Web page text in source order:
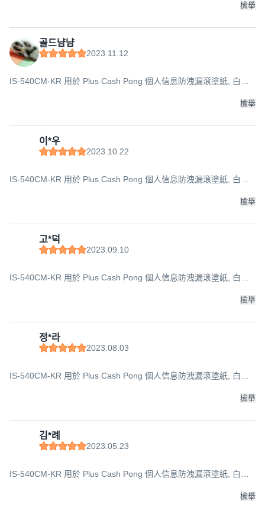
檢舉
골드냠냠
2023.11.12
IS-540CM-KR 用於 Plus Cash Pong 個人信息防洩漏滾塗紙, 白色
檢舉
이*우
2023.10.22
IS-540CM-KR 用於 Plus Cash Pong 個人信息防洩漏滾塗紙, 白色
檢舉
고*덕
2023.09.10
IS-540CM-KR 用於 Plus Cash Pong 個人信息防洩漏滾塗紙, 白色
檢舉
정*라
2023.08.03
IS-540CM-KR 用於 Plus Cash Pong 個人信息防洩漏滾塗紙, 白色
檢舉
김*례
2023.05.23
IS-540CM-KR 用於 Plus Cash Pong 個人信息防洩漏滾塗紙, 白色
檢舉